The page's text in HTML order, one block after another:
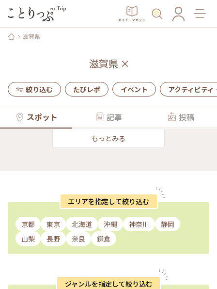
ガイド・マガジン
滋賀県
滋賀県 ×
絞り込む たびレポ イベント アクティビティ
スポット 記事 投稿
もっとみる
エリアを指定して絞り込む
京都 東京 北海道 沖縄 神奈川
静岡
山梨
長野 奈良 鎌倉
ジャンルを指定して絞り込む